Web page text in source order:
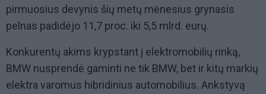
pirmuosius devynis šių metų mėnesius grynasis
pelnas padidėjo 11,7 proc. iki 5,5 mlrd. eurų.
Konkurentų akims krypstant į elektromobilių rinką,
BMW nusprendė gaminti ne tik BMW, bet ir kitų markių
elektra varomus hibridinius automobilius. Ankstyvą